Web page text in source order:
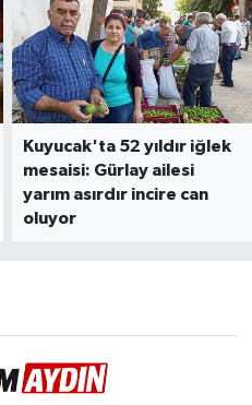
Kuyucak'ta 52 yıldır iğlek
mesaisi: Gürlay ailesi
yarım asırdır incire can
oluyor